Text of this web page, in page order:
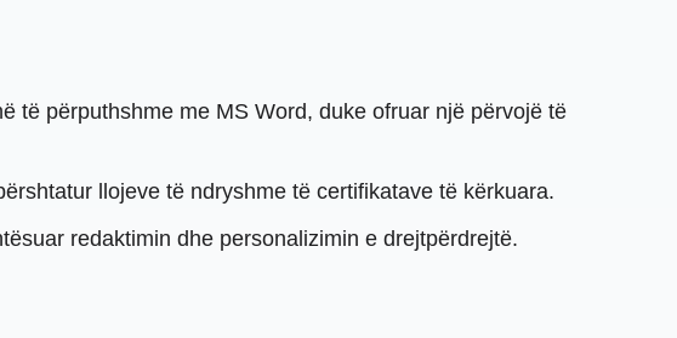
të përputhshme me MS Word, duke ofruar një përvojë të
llojeve të ndryshme të certifikatave të kërkuara.
redaktimin dhe personalizimin e drejtpërdrejtë.